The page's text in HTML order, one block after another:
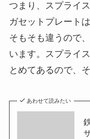
つまり、スプライ
ガセットプレート
そもそも違うので
います。スプライ
とめてあるので、
あわせて読みたい